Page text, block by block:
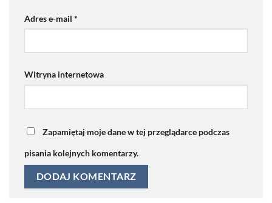
Adres e-mail *
Witryna internetowa
Zapamiętaj moje dane w tej przeglądarce podczas
pisania kolejnych komentarzy.